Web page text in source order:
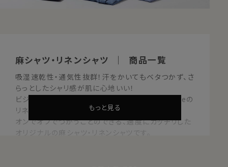
麻シャツ・リネンシャツ ｜ 商品一覧
吸湿速乾性・通気性抜群！汗をかいてもベタつかず、さ
らっとしたシャリ感が肌に心地いい！
ビジネスシーンでも使える上品でドレッシーなozieの
リネンシャツ
オンでオフでつかうことのできる、適度にカッチリした
オリジナルの麻シャツ・リネンシャツです。
もっと見る